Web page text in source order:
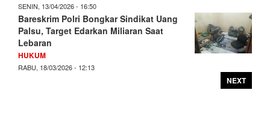
SENIN, 13/04/2026 - 16:50
Bareskrim Polri Bongkar Sindikat Uang
Palsu, Target Edarkan Miliaran Saat
Lebaran
HUKUM
RABU, 18/03/2026 - 12:13
NEXT